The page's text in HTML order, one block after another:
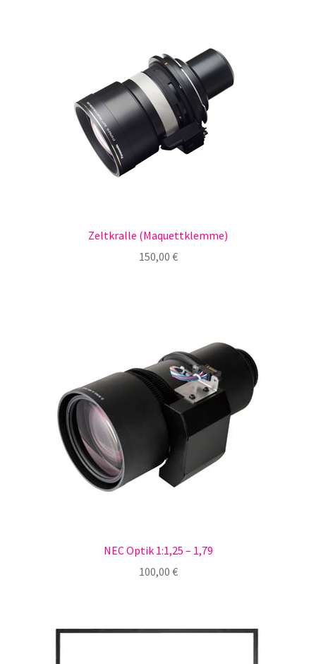
Zeltkralle (Maquettklemme)
150,00 €
NEC Optik 1:1,25 – 1,79
100,00 €